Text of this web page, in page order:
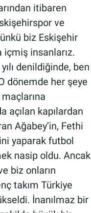
itibaren
ve
biz Eskişehir
içmiş insanlarız.
denildiğinde, ben
dönemde her şeye
açılan kapılardan
Ağabey’in, Fethi
yaparak futbol
nasip oldu. Ancak
biz onların
takım Türkiye
İnanılmaz bir